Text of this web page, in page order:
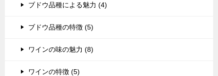
ブドウ品種による魅力 (4)
ブドウ品種の特徴 (5)
ワインの味の魅力 (8)
ワインの特徴 (5)